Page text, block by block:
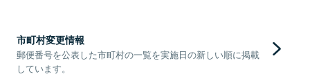
市町村変更情報
郵便番号を公表した市町村の一覧を実施日の新しい順に掲載
しています。